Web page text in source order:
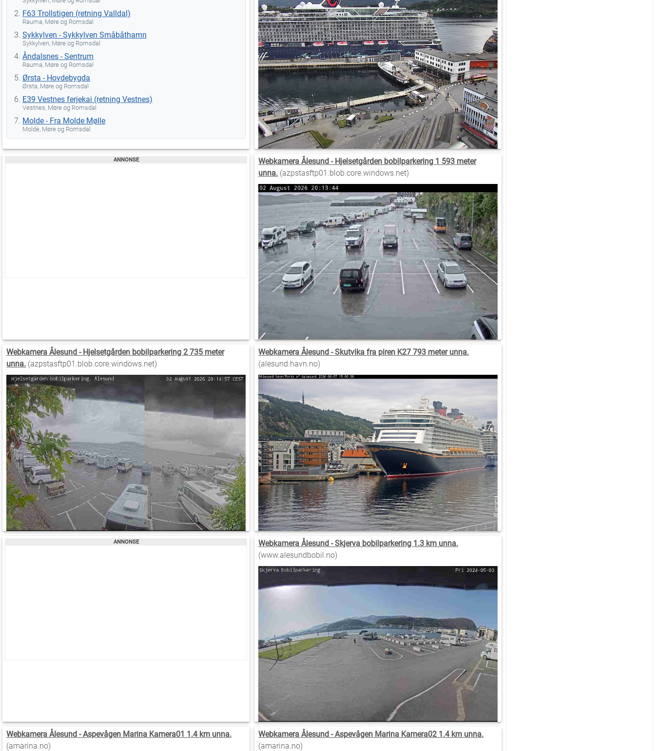
F63 Trollstigen (retning Valldal)
Rauma, Møre og Romsdal
Sykkylven - Sykkylven Småbåthamn
Sykkylven, Møre og Romsdal
Åndalsnes - Sentrum
Rauma, Møre og Romsdal
Ørsta - Hovdebygda
Ørsta, Møre og Romsdal
E39 Vestnes ferjekai (retning Vestnes)
Vestnes, Møre og Romsdal
Molde - Fra Molde Mølle
Molde, Møre og Romsdal
Webkamera Ålesund - Hjelsetgården bobilparkering 1 593 meter
unna. (azpstasftp01.blob.core.windows.net)
Webkamera Ålesund - Hjelsetgården bobilparkering 2 735 meter
unna. (azpstasftp01.blob.core.windows.net)
Webkamera Ålesund - Skutvika fra piren K27 793 meter unna.
(alesund.havn.no)
Webkamera Ålesund - Skjerva bobilparkering 1.3 km unna.
(www.alesundbobil.no)
Webkamera Ålesund - Aspevågen Marina Kamera01 1.4 km unna.
(amarina.no)
Webkamera Ålesund - Aspevågen Marina Kamera02 1.4 km unna.
(amarina.no)